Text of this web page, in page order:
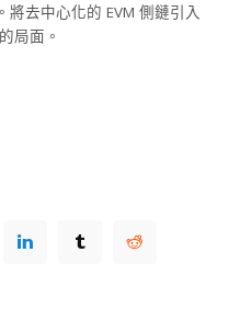
去中心化的 EVM 側鏈引入
局面。